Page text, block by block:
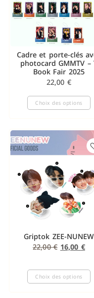
Cadre et porte-clés
photocard GMMTV –
Book Fair 2025
22,00 €
Choix des options
Griptok ZEE-NUNEW
22,00€ 16,00 €
Choix des options